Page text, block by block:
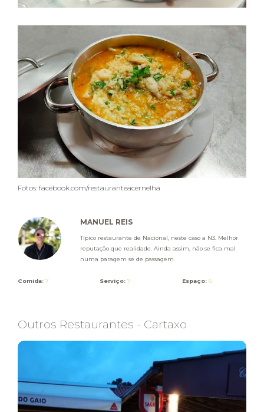
Fotos: facebook.com/restauranteacernelha
MANUEL REIS
Típico restaurante de Nacional, neste caso a N3. Melhor
reputação que realidade. Ainda assim, não se fica mal
numa paragem se de passagem.
Comida: 7 Serviço: 7 Espaço: 6
Outros Restaurantes - Cartaxo